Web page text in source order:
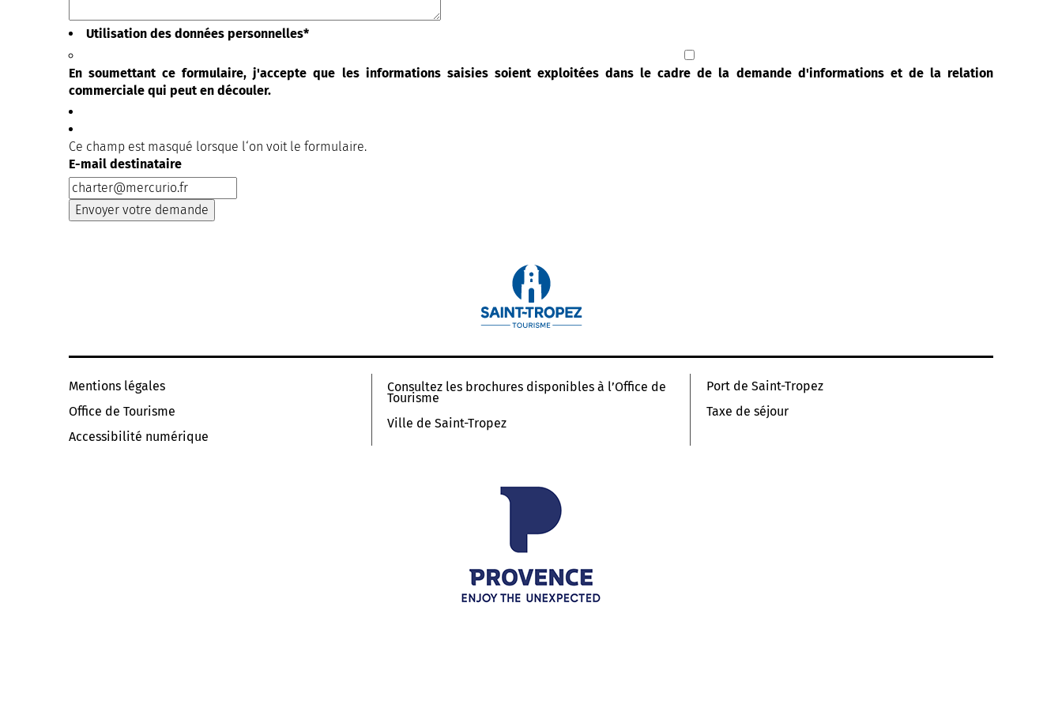
Utilisation des données personnelles*
En soumettant ce formulaire, j'accepte que les informations saisies soient exploitées dans le cadre de la demande d'informations et de la relation
commerciale qui peut en découler.
Ce champ est masqué lorsque l‘on voit le formulaire.
E-mail destinataire
Mentions légales
Office de Tourisme
Accessibilité numérique
Consultez les brochures disponibles à l’Office de
Tourisme
Ville de Saint-Tropez
Port de Saint-Tropez
Taxe de séjour